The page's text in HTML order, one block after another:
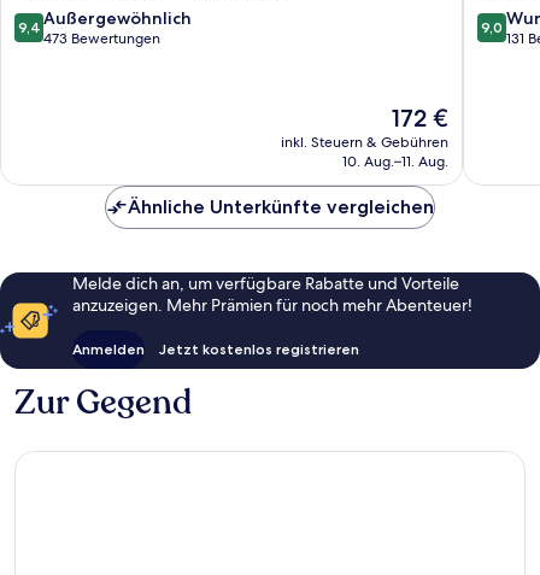
9.4
von
9,4 Außergewöhnlich
473 Bewertungen
Der
Preis
beträgt
172 €
inkl. Steuern & Gebühren
10. Aug.–11. Aug.
9.0
von
9,0
131
Ähnliche Unterkünfte vergleichen
Melde dich an, um verfügbare Rabatte und Vorteile
anzuzeigen. Mehr Prämien für noch mehr Abenteuer!
Anmelden Jetzt kostenlos registrieren
Zur Gegend